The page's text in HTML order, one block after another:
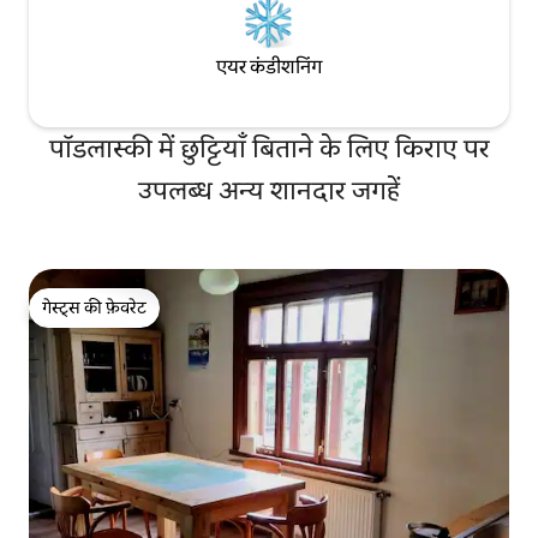
एयर कंडीशनिंग
पॉडलास्की में छुट्टियाँ बिताने के लिए किराए पर
उपलब्ध अन्य शानदार जगहें
गेस्ट्स की फ़ेवरेट
गेस्ट्स की फ़ेवरेट